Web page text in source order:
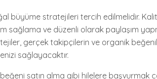
büyüme stratejileri tercih edilmelidir.
sağlama ve düzenli olarak paylaşım
gerçek takipçilerin ve organik
sağlayacaktır.
satın alma gibi hilelere başvurmak